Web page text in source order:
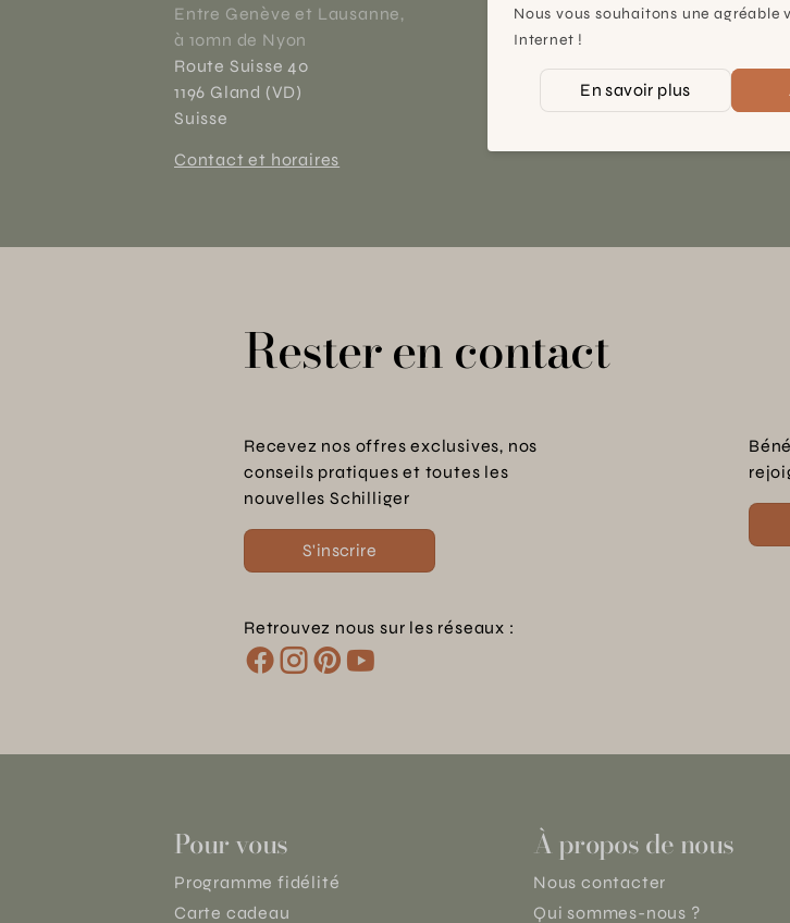
Entre Genève et Lausanne,
à 10mn de Nyon
Route Suisse 40
1196 Gland (VD)
Suisse
Contact et horaires
À 15mn du centre de
Chemin des Charrotons 25
1228 Plan-les-Ouates (GE)
Suisse
Rester en contact
Recevez nos offres exclusives, nos
conseils pratiques et toutes les
nouvelles Schilliger
S'inscrire
Retrouvez nous sur les réseaux :
Pour vous
Programme fidélité
Carte cadeau
À propos de nous
Nous contacter
Qui sommes-nous ?
Nous vous souhaitons une agréable
Internet !
En savoir plus